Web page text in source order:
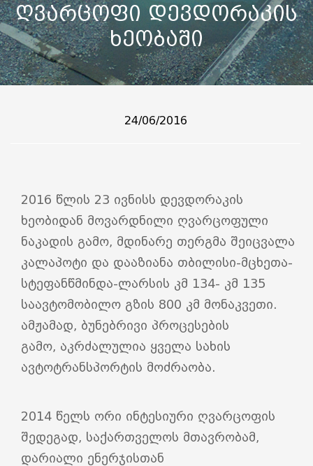
ღვარცოფი დევდორაკის
ხეობაში
24/06/2016
2016 წლის 23 ივნისს დევდორაკის
ხეობიდან მოვარდნილი ღვარცოფული
ნაკადის გამო, მდინარე თერგმა შეიცვალა
კალაპოტი და დააზიანა თბილისი-მცხეთა-
სტეფანწმინდა-ლარსის კმ 134- კმ 135
საავტომობილო გზის 800 კმ მონაკვეთი.
ამჟამად, ბუნებრივი პროცესების
გამო, აკრძალულია ყველა სახის
ავტოტრანსპორტის მოძრაობა.
2014 წელს ორი ინტესიური ღვარცოფის
შედეგად, საქართველოს მთავრობამ,
დარიალი ენერჯისთან